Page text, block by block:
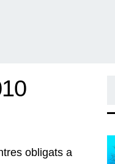
obligats a